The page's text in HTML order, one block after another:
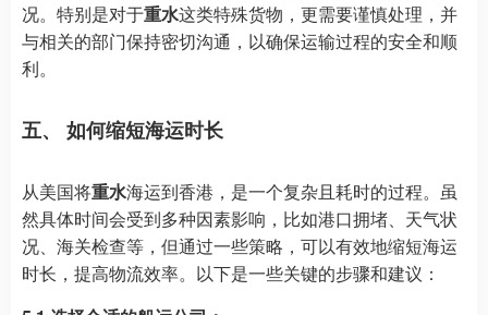
况。特别是对于重水这类特殊货物，更需要谨慎处理，并
与相关的部门保持密切沟通，以确保运输过程的安全和顺
利。
五、 如何缩短海运时长
从美国将重水海运到香港，是一个复杂且耗时的过程。虽
然具体时间会受到多种因素影响，比如港口拥堵、天气状
况、海关检查等，但通过一些策略，可以有效地缩短海运
时长，提高物流效率。以下是一些关键的步骤和建议：